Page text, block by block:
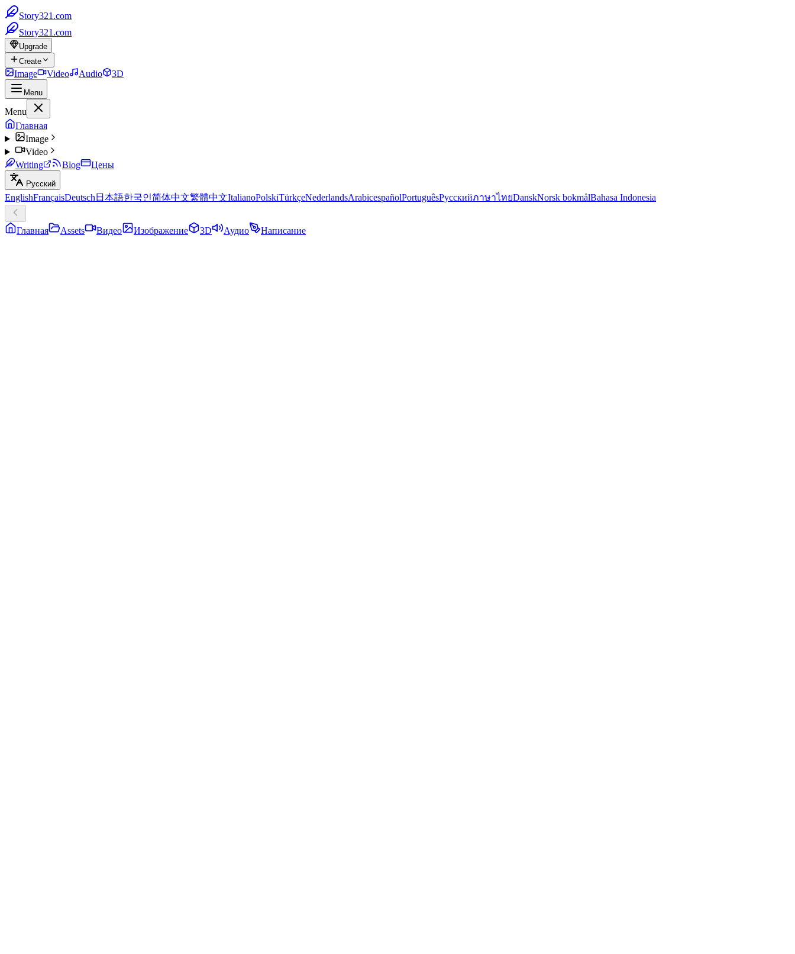
Story321.com
Story321.com
Upgrade
Create
Image Video Audio 3D
Menu
Menu
Главная
Image
Video
Writing
Blog Цены
Русский
EnglishFrançaisDeutsch 日本語한국인简体中文繁體中文ItalianoPolskiTürkçeNederlandsArabicespañolPortuguêsРусскийภาษาไทยDanskNorsk bokmålBahasa Indonesia
Главная Assets Видео Изображение 3D Аудио Написание